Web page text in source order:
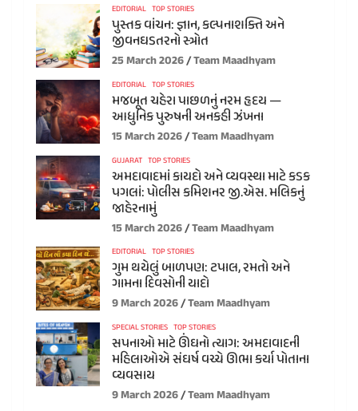
EDITORIAL TOP STORIES
પુસ્તક વાંચન: જ્ઞાન, કલ્પનાશક્તિ અને
જીવનઘડતરનો સ્ત્રોત
25 March 2026 Team Maadhyam
EDITORIAL TOP STORIES
મજબૂત ચહેરા પાછળનું નરમ હૃદય —
આધુનિક પુરુષની અનકહી ઝંખના
15 March 2026 Team Maadhyam
GUJARAT TOP STORIES
અમદાવાદમાં કાયદો અને વ્યવસ્થા માટે કડક
પગલાં: પોલીસ કમિશનર જી.એસ. મલિકનું
જાહેરનામું
15 March 2026 Team Maadhyam
EDITORIAL TOP STORIES
ગુમ થયેલું બાળપણ: ટપાલ, રમતો અને
ગામના દિવસોની યાદો
9 March 2026 Team Maadhyam
SPECIAL STORIES TOP STORIES
સપનાઓ માટે ઊંઘનો ત્યાગ: અમદાવાદની
મહિલાઓએ સંઘર્ષ વચ્ચે ઊભા કર્યા પોતાના
વ્યવસાય
9 March 2026 Team Maadhyam